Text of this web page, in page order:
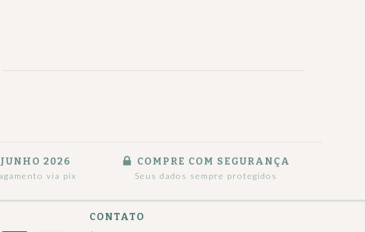
2026
via pix
COMPRE COM SEGURANÇA
Seus dados sempre protegidos
CONTATO